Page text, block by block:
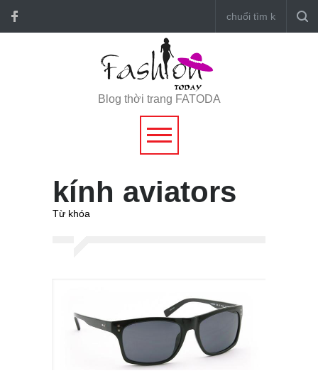
Blog thời trang FATODA
kính aviators
Từ khóa